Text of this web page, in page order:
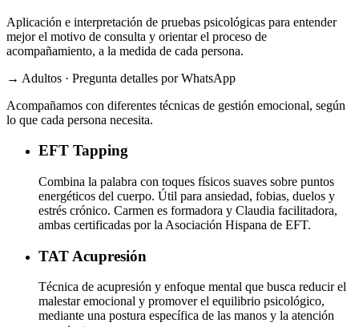
Aplicación e interpretación de pruebas psicológicas para entender
mejor el motivo de consulta y orientar el proceso de
acompañamiento, a la medida de cada persona.
→ Adultos · Pregunta detalles por WhatsApp
Acompañamos con diferentes técnicas de gestión emocional, según
lo que cada persona necesita.
EFT Tapping
Combina la palabra con toques físicos suaves sobre puntos
energéticos del cuerpo. Útil para ansiedad, fobias, duelos y
estrés crónico. Carmen es formadora y Claudia facilitadora,
ambas certificadas por la Asociación Hispana de EFT.
TAT Acupresión
Técnica de acupresión y enfoque mental que busca reducir el
malestar emocional y promover el equilibrio psicológico,
mediante una postura específica de las manos y la atención